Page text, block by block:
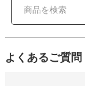
よくあるご質問